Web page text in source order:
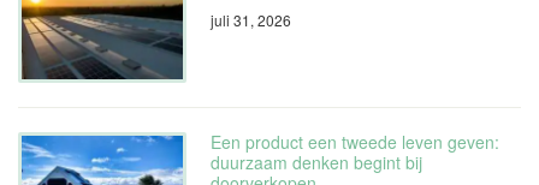
juli 31, 2026
Een product een tweede leven geven:
duurzaam denken begint bij